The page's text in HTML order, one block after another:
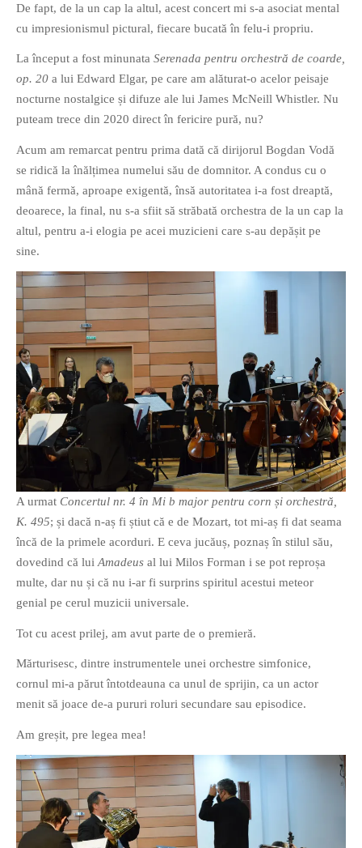
If you like movies, words and
mind games, then this is the
book for you. Take the
challenge of creating your
own acrostics and describing
famous movies by using the
very letters of their titles!
RASFOIESTE
PAGINI
Ce fac?
Clasicul „Despre mine…”
Descarca povestirea Floare
Acrostics!
PRIETENI APROPIATI
Victor Sosea – Designer
GloryBox.ro
Vreau-schimbare.ro
PRIETENI DIN BREASLA
De fapt, de la un cap la altul, acest concert mi s-a asociat mental
cu impresionismul pictural, fiecare bucată în felu-i propriu.
La început a fost minunata Serenada pentru orchestră de coarde,
op. 20 a lui Edward Elgar, pe care am alăturat-o acelor peisaje
nocturne nostalgice și difuze ale lui James McNeill Whistler. Nu
puteam trece din 2020 direct în fericire pură, nu?
Acum am remarcat pentru prima dată că dirijorul Bogdan Vodă
se ridică la înălțimea numelui său de domnitor. A condus cu o
mână fermă, aproape exigentă, însă autoritatea i-a fost dreaptă,
deoarece, la final, nu s-a sfiit să străbată orchestra de la un cap la
altul, pentru a-i elogia pe acei muzicieni care s-au depășit pe
sine.
A urmat Concertul nr. 4 în Mi b major pentru corn și orchestră,
K. 495; și dacă n-aș fi știut că e de Mozart, tot mi-aș fi dat seama
încă de la primele acorduri. E ceva jucăuș, poznaș în stilul său,
dovedind că luiAmadeus al lui Milos Forman i se pot reproșa
multe, dar nu și că nu i-ar fi surprins spiritul acestui meteor
genial pe cerul muzicii universale.
Tot cu acest prilej, am avut parte de o premieră.
Mărturisesc, dintre instrumentele unei orchestre simfonice,
cornul mi-a părut întotdeauna ca unul de sprijin, ca un actor
menit să joace de-a pururi roluri secundare sau episodice.
Am greșit, pre legea mea!